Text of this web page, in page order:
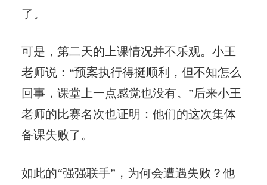
了。
可是，第二天的上课情况并不乐观。小王
老师说：“预案执行得挺顺利，但不知怎么
回事，课堂上一点感觉也没有。”后来小王
老师的比赛名次也证明：他们的这次集体
备课失败了。
如此的“强强联手”，为何会遭遇失败？他